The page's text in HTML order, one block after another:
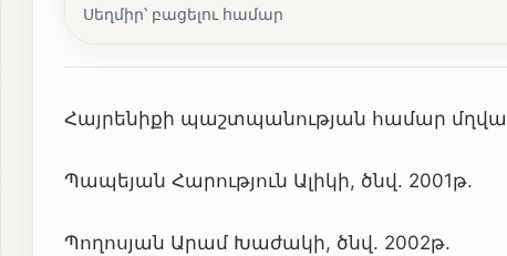
Սեղմիր՝ բացելու համար
Հայրենիքի պաշտպանության համար
Պապեյան Հարություն Ալիկի, ծնվ. 2001թ.
Պողոսյան Արամ Խաժակի, ծնվ. 2002թ.